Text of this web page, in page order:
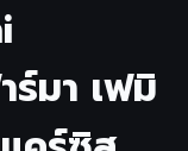
มา เฟมิ